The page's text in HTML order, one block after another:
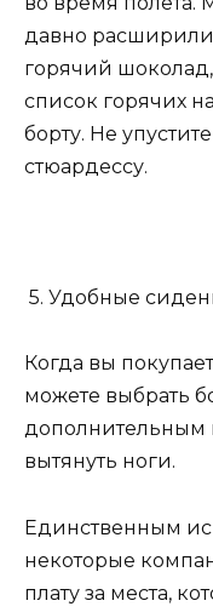
давно расширили
горячий
список горячих
борту. Не
стюардессу.
5. Удобные
Когда вы
можете выбрать
дополнительным
вытянуть ноги.
Единственным
некоторые
плату за места,